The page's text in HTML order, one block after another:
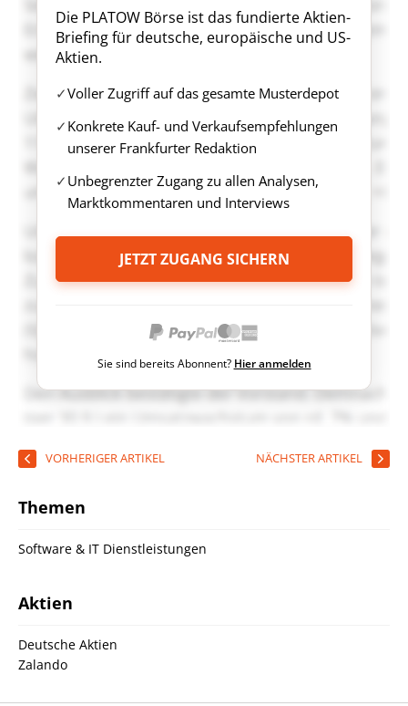
Die PLATOW Börse ist das fundierte Aktien-
Briefing für deutsche, europäische und US-
Aktien.
Voller Zugriff auf das gesamte Musterdepot
Konkrete Kauf- und Verkaufsempfehlungen
unserer Frankfurter Redaktion
Unbegrenzter Zugang zu allen Analysen,
Marktkommentaren und Interviews
JETZT ZUGANG SICHERN
Sie sind bereits Abonnent? Hier anmelden
VORHERIGER ARTIKEL NÄCHSTER ARTIKEL
Themen
Software & IT Dienstleistungen
Aktien
Deutsche Aktien
Zalando